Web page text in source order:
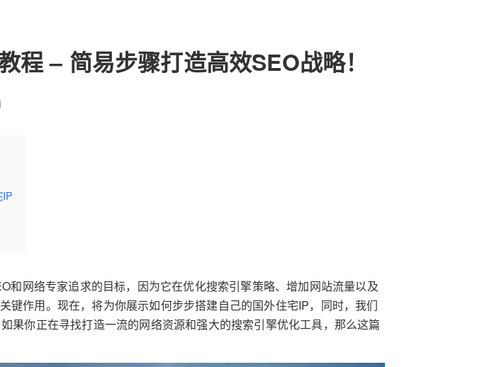
程 – 简易步骤打造高效SEO战略！
IP
和网络专家追求的目标，因为它在优化搜索引擎策略、增加网站流量以及
键作用。现在，将为你展示如何步步搭建自己的国外住宅IP，同时，我们
果你正在寻找打造一流的网络资源和强大的搜索引擎优化工具，那么这篇